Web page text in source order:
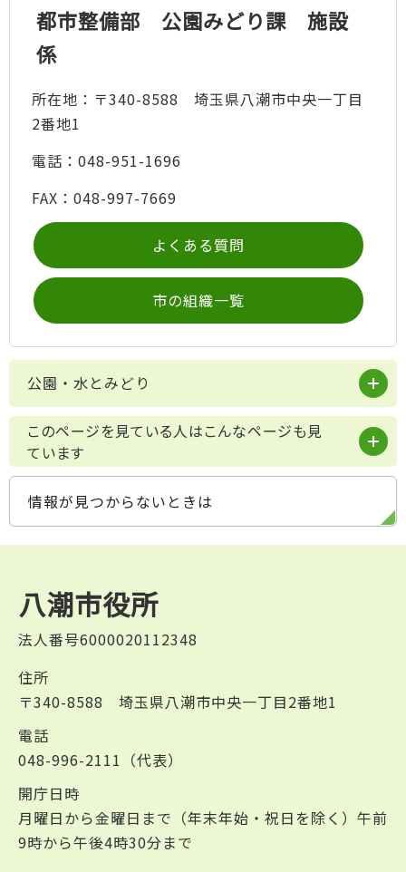
都市整備部 公園みどり課 施設
係
所在地：〒340-8588 埼玉県八潮市中央一丁目
2番地1
電話：048-951-1696
FAX：048-997-7669
よくある質問
市の組織一覧
公園・水とみどり
このページを見ている人はこんなページも見
ています
情報が見つからないときは
八潮市役所
法人番号6000020112348
住所
〒340-8588 埼玉県八潮市中央一丁目2番地1
電話
048-996-2111（代表）
開庁日時
月曜日から金曜日まで（年末年始・祝日を除く）午前
9時から午後4時30分まで